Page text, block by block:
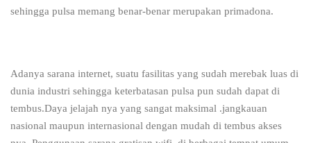
sehingga pulsa memang benar-benar merupakan primadona.
Adanya sarana internet, suatu fasilitas yang sudah merebak luas di
dunia industri sehingga keterbatasan pulsa pun sudah dapat di
tembus.Daya jelajah nya yang sangat maksimal .jangkauan
nasional maupun internasional dengan mudah di tembus akses